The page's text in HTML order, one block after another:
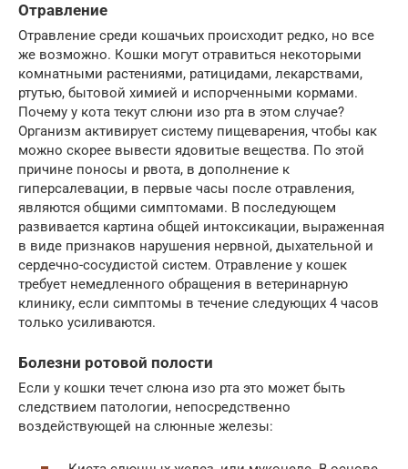
Отравление
Отравление среди кошачьих происходит редко, но все
же возможно. Кошки могут отравиться некоторыми
комнатными растениями, ратицидами, лекарствами,
ртутью, бытовой химией и испорченными кормами.
Почему у кота текут слюни изо рта в этом случае?
Организм активирует систему пищеварения, чтобы как
можно скорее вывести ядовитые вещества. По этой
причине поносы и рвота, в дополнение к
гиперсалевации, в первые часы после отравления,
являются общими симптомами. В последующем
развивается картина общей интоксикации, выраженная
в виде признаков нарушения нервной, дыхательной и
сердечно-сосудистой систем. Отравление у кошек
требует немедленного обращения в ветеринарную
клинику, если симптомы в течение следующих 4 часов
только усиливаются.
Болезни ротовой полости
Если у кошки течет слюна изо рта это может быть
следствием патологии, непосредственно
воздействующей на слюнные железы: